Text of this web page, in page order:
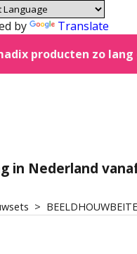
by
Translate
producten zo
in Nederland
>